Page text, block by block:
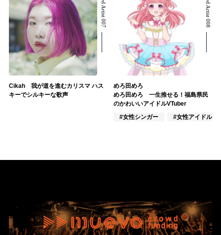
Cikah 我が道を進むカリスマ ハス
キーでシルキーな歌声
めろ田めろ
めろ田めろ 一生推せる！福島県民
のかわいいアイドルVTuber
#女性シンガー
#女性アイドル